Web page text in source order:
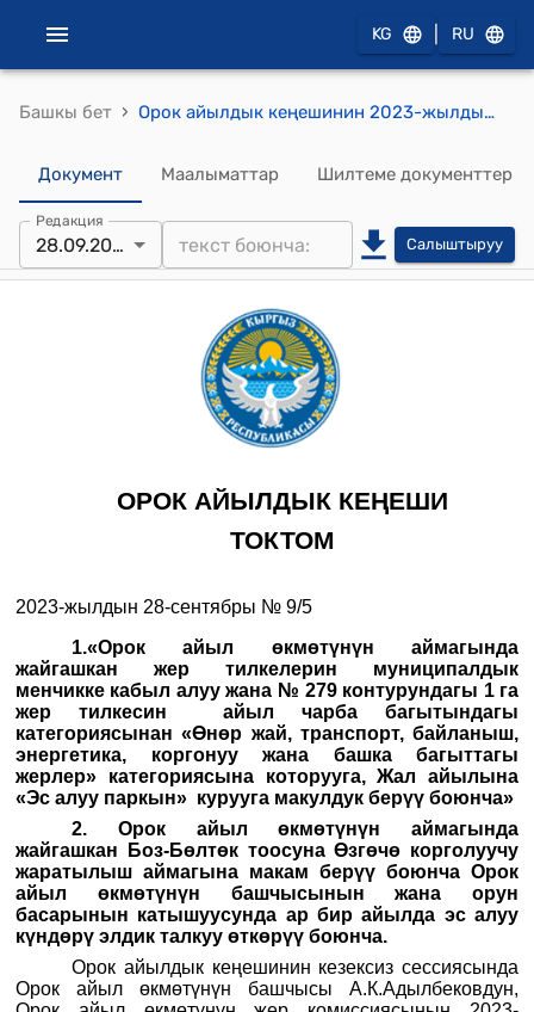
KG RU
Башкы бет › Орок айылдык кеңешинин 2023-жылдын 28-сентябры № 9/5 “Жер участокторун муниципалдык менчикке кабыл алуу жөнүндө” жана “Боз-Бөлтөк” өзгөчө корголуучу аймак статусун берүү жөнүндө” токтому
Документ Маалыматтар Шилтеме документтер
Редакция
28.09.2023 Салыштыруу